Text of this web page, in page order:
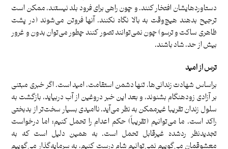
دستاوردهایشان افتخار کنند. و چون راهی برای فرود بلد نیستند، ممکن است
ترجیح بدهند هیچ‌وقت به بالا نگاه نکنند. آنها فروتن می‌شوند‌ (در پشت
ظاهری ساکت و ترسو‌) چون نمی‌توانند تصور کنند چطور می‌توان بدون و غرور
بیش‌ از حد، شاد باشند.
ترس از امید
براساس شهادت زندانی‌ها، تنها دشمن استقامت، امید است. اگر خبری مبتنی
بر آزادی زودهنگام بشنوند، و بعد این خبر دروغین از آب دربیاید، بازگشت به
سلول زندان تقریبا غیرممکن به نظر می‌آید. ناامیدی بسیار سخت‌تر از بدبختی
راکد است. ما می‌توانیم (تقریباٌ) حکم اعدام را تحمل کنیم؛ اما درخواست
تجدیدنظر ردشده غیرقابل تحمل است. به همین دلیل است که به
معشوقمان می‌گوییم نمی‌توانیم شام درست کنیم، به سرمایه‌گذار ‌می‌گوییم